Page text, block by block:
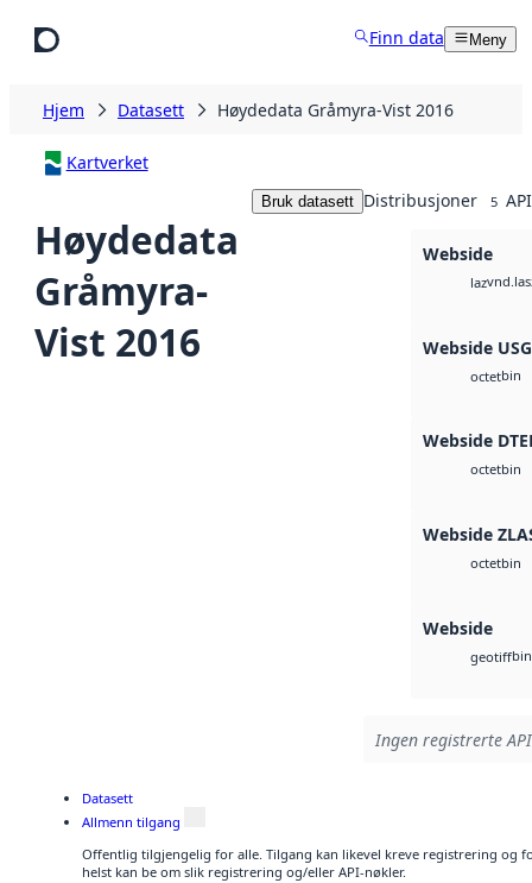
Finn data Meny
Hjem Datasett Høydedata Gråmyra-Vist 2016
Kartverket
Høydedata
Gråmyra-
Vist 2016
Bruk datasett Distribusjoner 5
Webside
laz
Webside
octetbin
Webside
octetbin
Webside
octetbin
Webside
geotiffbin
Ingen registrerte
Datasett
Allmenn tilgang
Offentlig tilgjengelig for alle. Tilgang kan likevel kreve registrering og
helst kan be om slik registrering og/eller API-nøkler.